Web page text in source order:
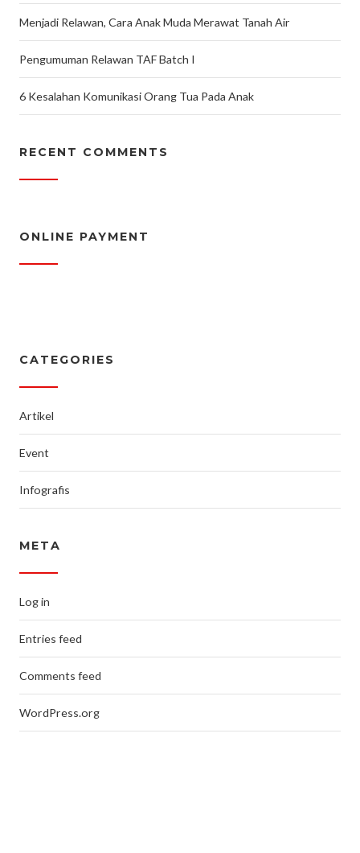
Menjadi Relawan, Cara Anak Muda Merawat Tanah Air
Pengumuman Relawan TAF Batch I
6 Kesalahan Komunikasi Orang Tua Pada Anak
RECENT COMMENTS
ONLINE PAYMENT
CATEGORIES
Artikel
Event
Infografis
META
Log in
Entries feed
Comments feed
WordPress.org